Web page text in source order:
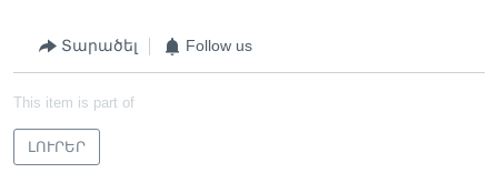
Տարածել Follow us
This item is part of
ԼՈՒՐԵՐ